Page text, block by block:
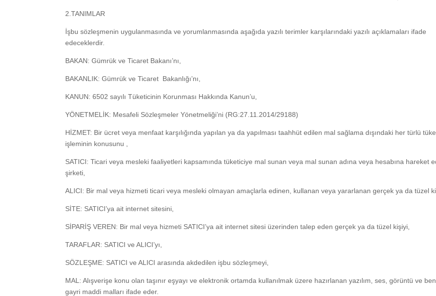
2.TANIMLAR
İşbu sözleşmenin uygulanmasında ve yorumlanmasında aşağıda yazılı terimler karşılarındaki yazılı açıklamaları ifade
edeceklerdir.
BAKAN: Gümrük ve Ticaret Bakanı’nı,
BAKANLIK: Gümrük ve Ticaret Bakanlığı’nı,
KANUN: 6502 sayılı Tüketicinin Korunması Hakkında Kanun’u,
YÖNETMELİK: Mesafeli Sözleşmeler Yönetmeliği’ni (RG:27.11.2014/29188)
HİZMET: Bir ücret veya menfaat karşılığında yapılan ya da yapılması taahhüt edilen mal sağlama dışındaki her türlü
işleminin konusunu ,
SATICI: Ticari veya mesleki faaliyetleri kapsamında tüketiciye mal sunan veya mal sunan adına veya hesabına hareket
şirketi,
ALICI: Bir mal veya hizmeti ticari veya mesleki olmayan amaçlarla edinen, kullanan veya yararlanan gerçek ya da tüzel
SİTE: SATICI’ya ait internet sitesini,
SİPARİŞ VEREN: Bir mal veya hizmeti SATICI’ya ait internet sitesi üzerinden talep eden gerçek ya da tüzel kişiyi,
TARAFLAR: SATICI ve ALICI’yı,
SÖZLEŞME: SATICI ve ALICI arasında akdedilen işbu sözleşmeyi,
MAL: Alışverişe konu olan taşınır eşyayı ve elektronik ortamda kullanılmak üzere hazırlanan yazılım, ses, görüntü ve
gayri maddi malları ifade eder.